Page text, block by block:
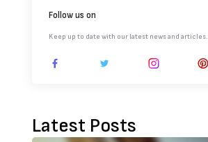
Follow us on
Keep up to date with our latest news and articles.
Latest Posts